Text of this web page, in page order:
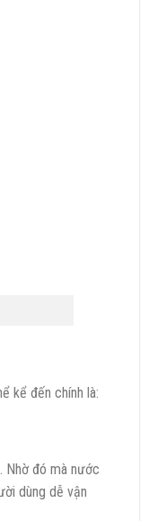
kể đến chính là:
Nhờ đó mà nước
dùng dễ vận